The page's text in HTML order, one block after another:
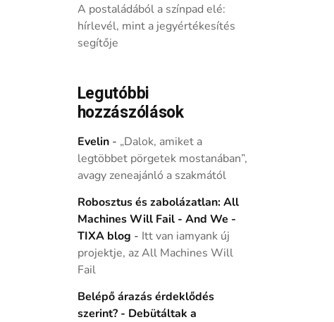
A postaládából a színpad elé:
hírlevél, mint a jegyértékesítés
segítője
Legutóbbi
hozzászólások
Evelin- „Dalok, amiket a
legtöbbet pörgetek mostanában”,
avagy zeneajánló a szakmától
Robosztus és zabolázatlan: All
Machines Will Fail - And We -
TIXA blog - Itt van iamyank új
projektje, az All Machines Will
Fail
Belépő árazás érdeklődés
szerint? - Debütáltak a